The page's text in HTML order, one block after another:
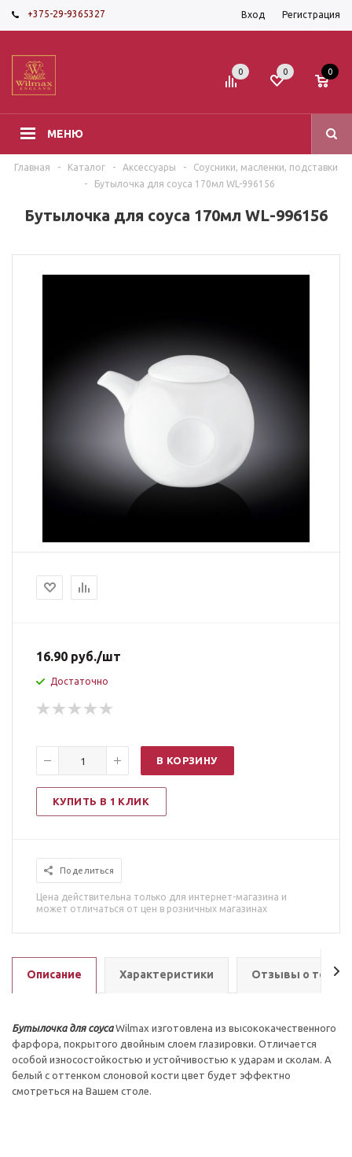
+375-29-9365327 Вход Регистрация
МЕНЮ
0 0 0
Главная - Каталог - Аксессуары -
Соусники, масленки, подставки
-
Бутылочка для соуса 170мл WL-996156
Бутылочка для соуса 170мл WL-996156
16.90 руб./шт
Достаточно
В КОРЗИНУ
КУПИТЬ В 1 КЛИК
Поделиться
Цена действительна только для интернет-магазина и
может отличаться от цен в розничных магазинах
Описание Характеристики Отзывы о
Бутылочка для соусаWilmax изготовлена из высококачественного
фарфора, покрытого двойным слоем глазировки. Отличается
особой износостойкостью и устойчивостью к ударам и сколам. А
белый с оттенком слоновой кости цвет будет эффектно
смотреться на Вашем столе.